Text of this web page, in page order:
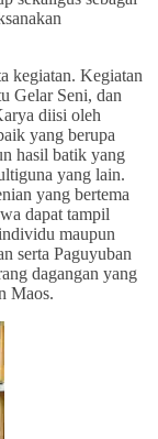
kegiatan. Kegiatan
Gelar Seni, dan
diisi oleh
yang berupa
hasil batik yang
yang lain.
yang bertema
dapat tampil
maupun
serta Paguyuban
dagangan yang
Maos.